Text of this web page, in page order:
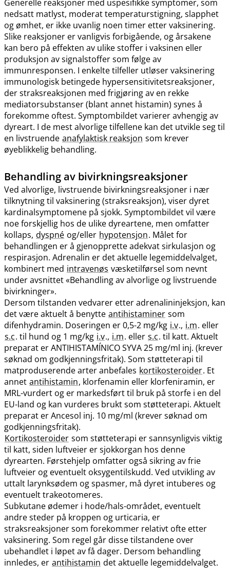
Generelle reaksjoner med uspesifikke symptomer, som
nedsatt matlyst, moderat temperaturstigning, slapphet
og ømhet, er ikke uvanlig noen timer etter vaksinering.
Slike reaksjoner er vanligvis forbigående, og årsakene
kan bero på effekten av ulike stoffer i vaksinen eller
produksjon av signalstoffer som følge av
immunresponsen. I enkelte tilfeller utløser vaksinering
immunologisk betingede hypersensitivitetsreaksjoner,
der straksreaksjonen med frigjøring av en rekke
mediatorsubstanser (blant annet histamin) synes å
forekomme oftest. Symptombildet varierer avhengig av
dyreart. I de mest alvorlige tilfellene kan det utvikle seg til
en livstruende anafylaktisk reaksjon som krever
øyeblikkelig behandling.
Behandling av bivirkningsreaksjoner
Ved alvorlige, livstruende bivirkningsreaksjoner i nær
tilknytning til vaksinering (straksreaksjon), viser dyret
kardinalsymptomene på sjokk. Symptombildet vil være
noe forskjellig hos de ulike dyreartene, men omfatter
kollaps, dyspné og​/​eller hypotensjon. Målet for
behandlingen er å gjenopprette adekvat sirkulasjon og
respirasjon. Adrenalin er det aktuelle legemiddelvalget,
kombinert med intravenøs væsketilførsel som nevnt
under avsnittet «Behandling av alvorlige og livstruende
bivirkninger».
Dersom tilstanden vedvarer etter adrenalininjeksjon, kan
det være aktuelt å benytte antihistaminer som
difenhydramin. Doseringen er 0,5-2 mg/kg i.v., i.m. eller
s.c. til hund og 1 mg/kg i.v., i.m. eller s.c. til katt. Aktuelt
preparat er ANTIHISTAMÍNICO SYVA 25 mg/ml inj. (krever
søknad om godkjenningsfritak). Som støtteterapi til
matproduserende arter anbefales kortikosteroider. Et
annet antihistamin, klorfenamin eller klorfeniramin, er
MRL-vurdert og er markedsført til bruk på storfe i en del
EU-land og kan vurderes brukt som støtteterapi. Aktuelt
preparat er Ancesol inj. 10 mg/ml (krever søknad om
godkjenningsfritak).
Kortikosteroider som støtteterapi er sannsynligvis viktig
til katt, siden luftveier er sjokkorgan hos denne
dyrearten. Førstehjelp omfatter også sikring av frie
luftveier og eventuelt oksygentilskudd. Ved utvikling av
uttalt larynksødem og spasmer, må dyret intuberes og
eventuelt trakeotomeres.
Subkutane ødemer i hode​/​hals-området, eventuelt
andre steder på kroppen og urticaria, er
straksreaksjoner som forekommer relativt ofte etter
vaksinering. Som regel går disse tilstandene over
ubehandlet i løpet av få dager. Dersom behandling
innledes, er antihistamin det aktuelle legemiddelvalget.